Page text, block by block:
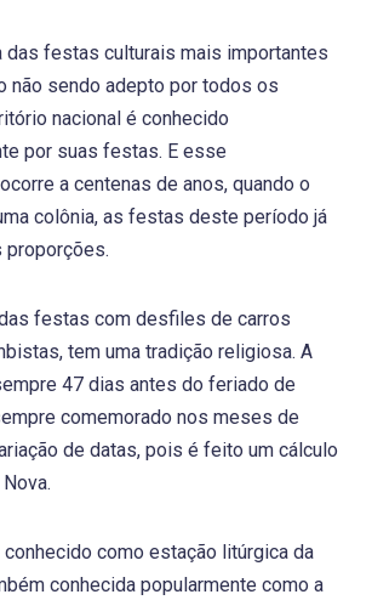
das festas culturais mais importantes
não sendo adepto por todos os
nacional é conhecido
por suas festas. E esse
a centenas de anos, quando o
colônia, as festas deste período já
proporções.
festas com desfiles de carros
tem uma tradição religiosa. A
47 dias antes do feriado de
comemorado nos meses de
de datas, pois é feito um cálculo
como estação litúrgica da
conhecida popularmente como a